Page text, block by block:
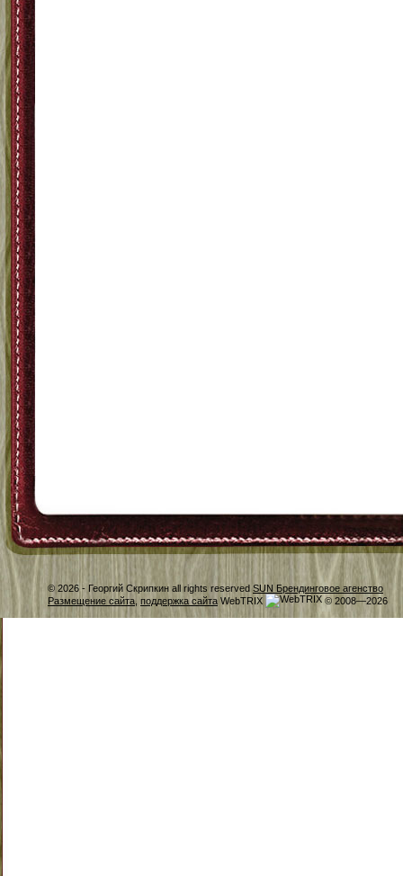
© 2026 - Георгий Скрипкин all rights reserved SUN Брендинговое агенство
Размещение сайта, поддержка сайта WebTRIX © 2008—2026